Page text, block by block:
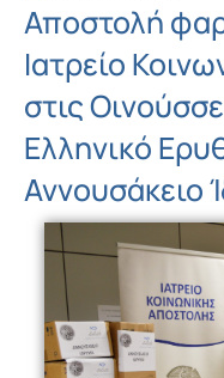
Αποστολή
Ιατρείο
στις
Ελληνικό
Αννουσάκειο